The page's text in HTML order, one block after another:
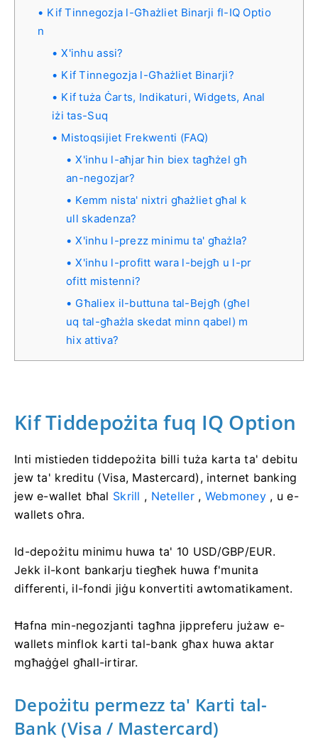
Kif Tinnegozja l-Għażliet Binarji fl-IQ Optio
n
X'inhu assi?
Kif Tinnegozja l-Għażliet Binarji?
Kif tuża Ċarts, Indikaturi, Widgets, Anal
iżi tas-Suq
Mistoqsijiet Frekwenti (FAQ)
X'inhu l-aħjar ħin biex tagħżel għ
an-negozjar?
Kemm nista' nixtri għażliet għal k
ull skadenza?
X'inhu l-prezz minimu ta' għażla?
X'inhu l-profitt wara l-bejgħ u l-pr
ofitt mistenni?
Għaliex il-buttuna tal-Bejgħ (għel
uq tal-għażla skedat minn qabel) m
hix attiva?
Kif Tiddepożita fuq IQ Option
Inti mistieden tiddepożita billi tuża karta ta' debitu
jew ta' kreditu (Visa, Mastercard), internet banking
jew e-wallet bħal Skrill , Neteller, Webmoney, u e-
wallets oħra.
Id-depożitu minimu huwa ta' 10 USD/GBP/EUR.
Jekk il-kont bankarju tiegħek huwa f'munita
differenti, il-fondi jiġu konvertiti awtomatikament.
Ħafna min-negozjanti tagħna jippreferu jużaw e-
wallets minflok karti tal-bank għax huwa aktar
mgħaġġel għall-irtirar.
Depożitu permezz ta' Karti tal-
Bank (Visa / Mastercard)